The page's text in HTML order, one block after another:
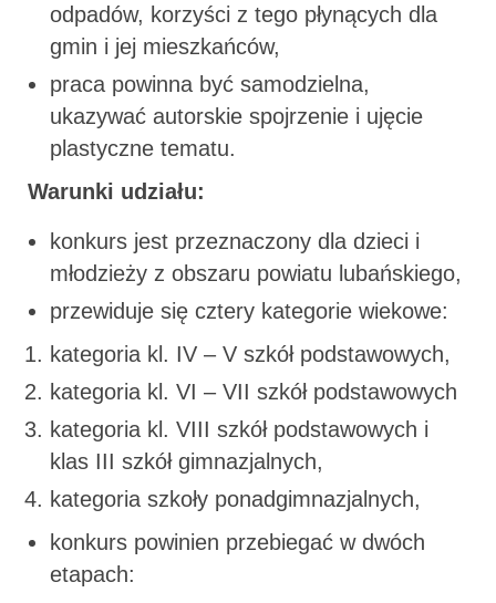
odpadów, korzyści z tego płynących dla
gmin i jej mieszkańców,
praca powinna być samodzielna,
ukazywać autorskie spojrzenie i ujęcie
plastyczne tematu.
Warunki udziału:
konkurs jest przeznaczony dla dzieci i
młodzieży z obszaru powiatu lubańskiego,
przewiduje się cztery kategorie wiekowe:
kategoria kl. IV – V szkół podstawowych,
kategoria kl. VI – VII szkół podstawowych
kategoria kl. VIII szkół podstawowych i
klas III szkół gimnazjalnych,
kategoria szkoły ponadgimnazjalnych,
konkurs powinien przebiegać w dwóch
etapach: